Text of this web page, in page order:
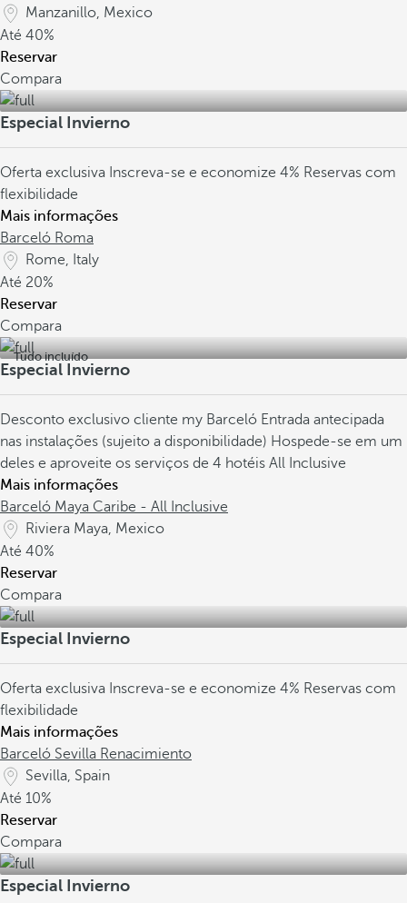
Manzanillo, Mexico
Até 40%
Reservar
Compara
Especial Invierno
Oferta exclusiva Inscreva-se e economize 4% Reservas com
flexibilidade
Mais informações
Barceló Roma
Rome, Italy
Até 20%
Reservar
Compara
Tudo incluído
Especial Invierno
Desconto exclusivo cliente my Barceló Entrada antecipada
nas instalações (sujeito a disponibilidade) Hospede-se em um
deles e aproveite os serviços de 4 hotéis All Inclusive
Mais informações
Barceló Maya Caribe - All Inclusive
Riviera Maya, Mexico
Até 40%
Reservar
Compara
Especial Invierno
Oferta exclusiva Inscreva-se e economize 4% Reservas com
flexibilidade
Mais informações
Barceló Sevilla Renacimiento
Sevilla, Spain
Até 10%
Reservar
Compara
Especial Invierno